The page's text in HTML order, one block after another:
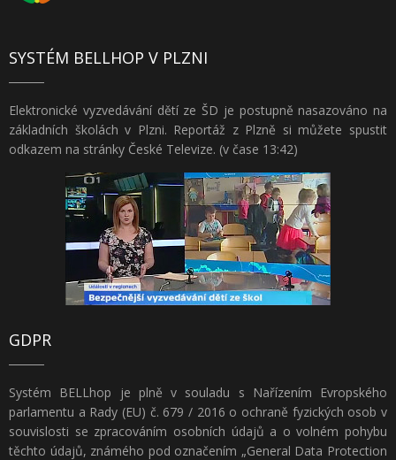
SYSTÉM BELLHOP V PLZNI
Elektronické vyzvedávání dětí ze ŠD je postupně nasazováno na
základních školách v Plzni. Reportáž z Plzně si můžete spustit
odkazem na stránky České Televize. (v čase 13:42)
GDPR
Systém BELLhop je plně v souladu s Nařízením Evropského
parlamentu a Rady (EU) č. 679 / 2016 o ochraně fyzických osob v
souvislosti se zpracováním osobních údajů a o volném pohybu
těchto údajů, známého pod označením „General Data Protection